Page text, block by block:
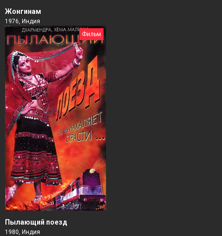
Жонгинам
1976, Индия
Фильм
Пылающий поезд
1980, Индия